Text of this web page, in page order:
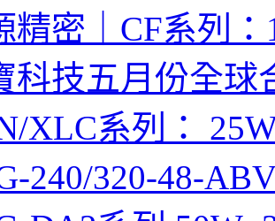
精密｜CF系列：
科技五月份全球
XLC系列：
240/320-48-